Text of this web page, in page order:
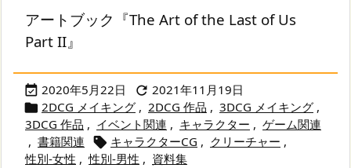
アートブック『The Art of the Last of Us
Part II』
 2020年5月22日  2021年11月19日
 2DCG メイキング , 2DCG 作品 , 3DCG メイキング ,
3DCG 作品 , イベント関連 , キャラクター , ゲーム関連
, 書籍関連  キャラクターCG , クリーチャー ,
性別-女性 , 性別-男性 , 資料集